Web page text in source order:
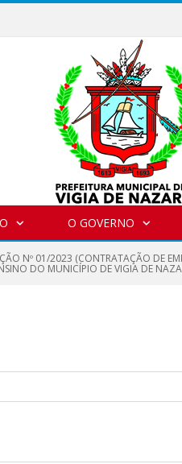
O GOVERNO
Nº 01/2023 (CONTRATAÇÃO DE
DO MUNICÍPIO DE VIGIA DE